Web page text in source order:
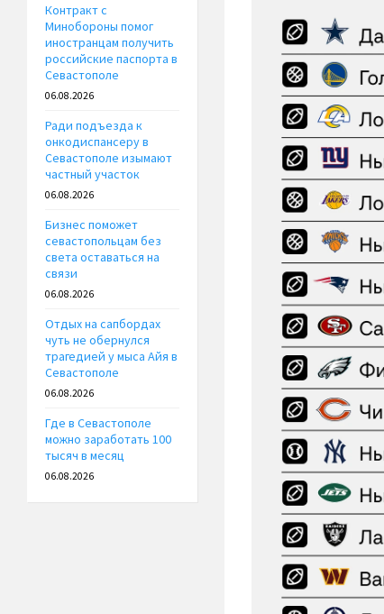
Контракт с
Минобороны помог
иностранцам получить
российские паспорта в
Севастополе
06.08.2026
Ради подъезда к
онкодиспансеру в
Севастополе изымают
частный участок
06.08.2026
Бизнес поможет
севастопольцам без
света оставаться на
связи
06.08.2026
Отдых на сапбордах
чуть не обернулся
трагедией у мыса Айя в
Севастополе
06.08.2026
Где в Севастополе
можно заработать 100
тысяч в месяц
06.08.2026